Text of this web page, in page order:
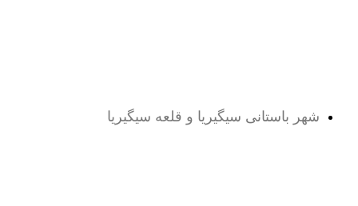
شهر باستانی سیگیریا و قلعه سیگیریا